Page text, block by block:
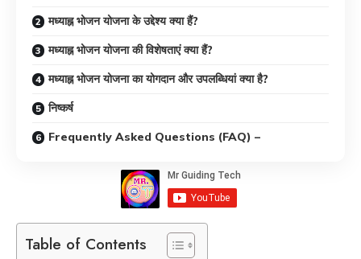
मध्याह्न भोजन योजना के उद्देश्य क्या हैं?
मध्याह्न भोजन योजना की विशेषताएं क्या हैं?
मध्याह्न भोजन योजना का योगदान और उपलब्धियां क्या है?
निष्कर्ष
Frequently Asked Questions (FAQ) –
Table of Contents